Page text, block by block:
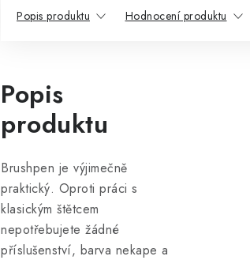
Popis produktu Hodnocení produktu
Popis
produktu
Brushpen je výjimečně
praktický. Oproti práci s
klasickým štětcem
nepotřebujete žádné
příslušenství, barva nekape a